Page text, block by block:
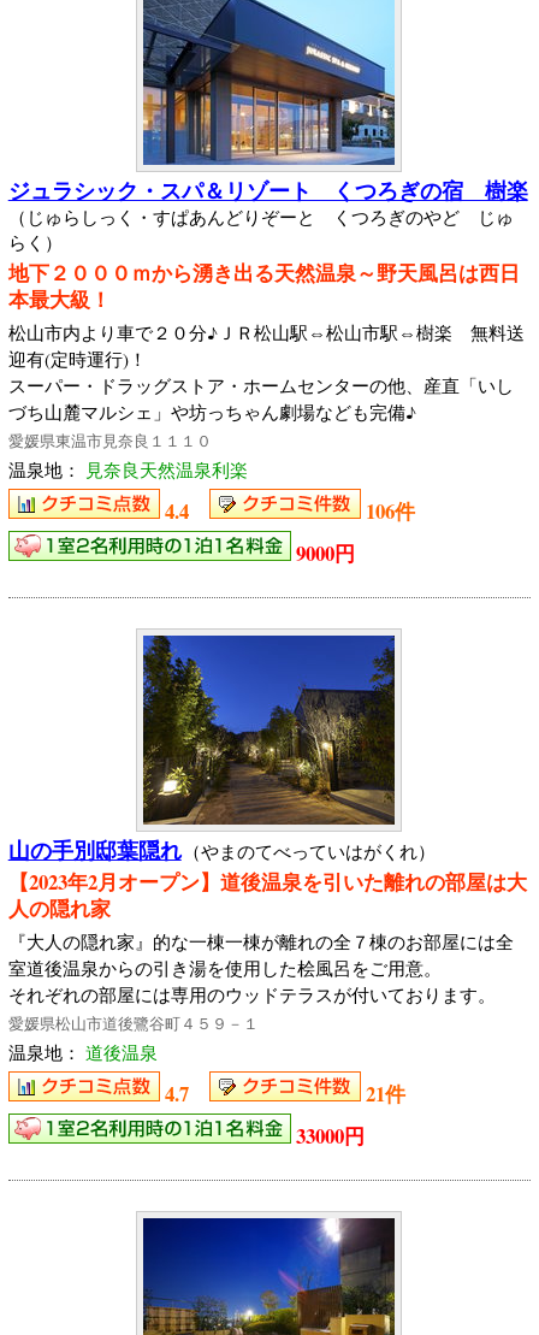
ジュラシック・スパ＆リゾート くつろぎの宿 樹楽
（じゅらしっく・すぱあんどりぞーと くつろぎのやど じゅ
らく）
地下２０００ｍから湧き出る天然温泉～野天風呂は西日
本最大級！
松山市内より車で２０分♪ＪＲ松山駅⇔松山市駅⇔樹楽 無料送
迎有(定時運行)！
スーパー・ドラッグストア・ホームセンターの他、産直「いし
づち山麓マルシェ」や坊っちゃん劇場なども完備♪
愛媛県東温市見奈良１１１０
温泉地： 見奈良天然温泉利楽
4.4
106件
9000円
山の手別邸葉隠れ（やまのてべっていはがくれ）
【2023年2月オープン】道後温泉を引いた離れの部屋は大
人の隠れ家
『大人の隠れ家』的な一棟一棟が離れの全７棟のお部屋には全
室道後温泉からの引き湯を使用した桧風呂をご用意。
それぞれの部屋には専用のウッドテラスが付いております。
愛媛県松山市道後鷺谷町４５９－１
温泉地： 道後温泉
4.7
21件
33000円